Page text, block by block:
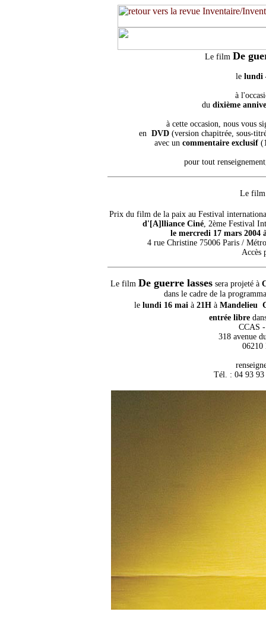
Le film De
le lundi
à
du dixième
à cette occasion, nous vous
en DVD (version chapitrée, sous-
avec un commentaire exclusif
pour tout
Le film
Prix du film de la paix au Festival
d'[A]lliance Ciné, 2ème Festival
le mercredi 17 mars 2004
4 rue Christine 75006 Paris /
Accès
Le film De guerre lasses sera projeté à
dans le cadre de la
le lundi 16 mai à 21H à Mandelieu 
entrée libre
CCAS
318 avenue
06210
Tél. : 04 93